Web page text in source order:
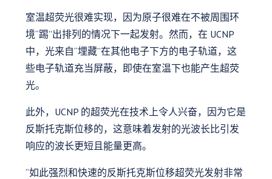
室温超荧光很难实现，因为原子很难在不被周围环
境“踢”出排列的情况下一起发射。然而，在 UCNP
中，光来自“埋藏”在其他电子下方的电子轨道，这
些电子轨道充当屏蔽，即使在室温下也能产生超荧
光。
此外，UCNP 的超荧光在技术上令人兴奋，因为它是
反斯托克斯位移的，这意味着发射的光波长比引发
响应的波长更短且能量更高。
“如此强烈和快速的反斯托克斯位移超荧光发射非常